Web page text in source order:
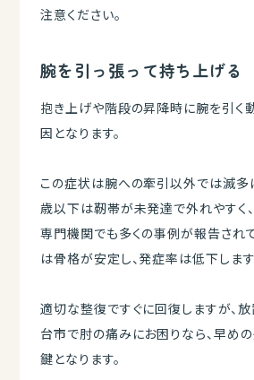
注意ください。
腕を引っ張って持ち上げる
抱き上げや階段の昇降時に腕を引く
因となります。
この症状は腕への牽引以外では滅多
歳以下は靭帯が未発達で外れやすく
専門機関でも多くの事例が報告され
は骨格が安定し、発症率は低下します
適切な整復ですぐに回復しますが、放
台市で肘の痛みにお困りなら、早め
鍵となります。